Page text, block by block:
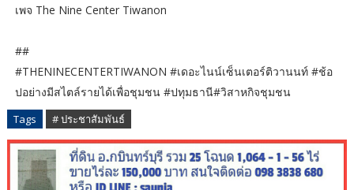
เพจ The Nine Center Tiwanon
##
#THENINECENTERTIWANON #เดอะไนน์เซ็นเตอร์ติวานนท์ #ช้อ
ปอย่างมีสไตล์รายได้เพื่อชุมชน #ปทุมธานี#วิสาหกิจชุมชน
Tags # ประชาสัมพันธ์